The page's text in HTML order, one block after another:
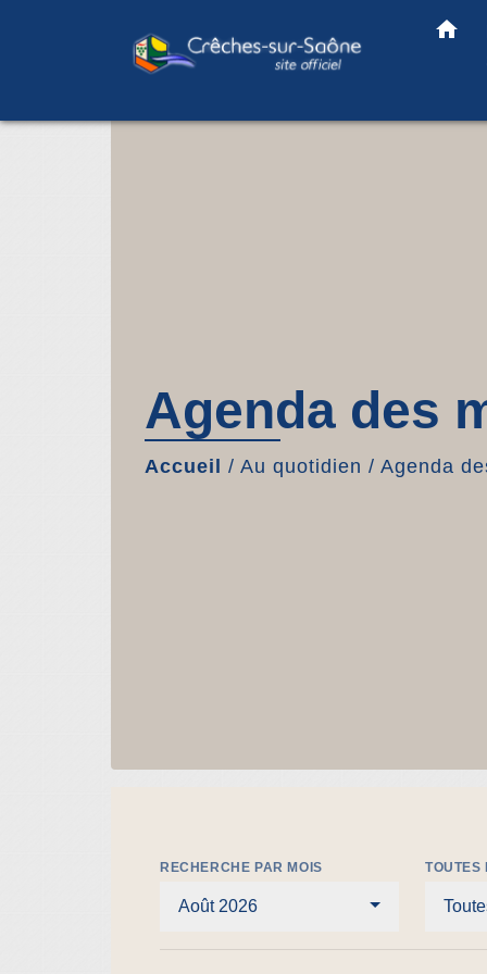
home
Agenda des
Accueil / Au quotidien / Agenda
RECHERCHE PAR MOIS
Août 2026
TOUTES